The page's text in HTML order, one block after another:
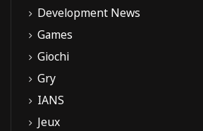
Development News
Games
Giochi
Gry
IANS
Jeux